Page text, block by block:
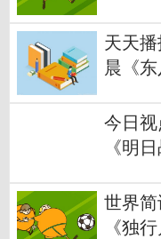
天天
晨《
今日
《明
世界简
《独